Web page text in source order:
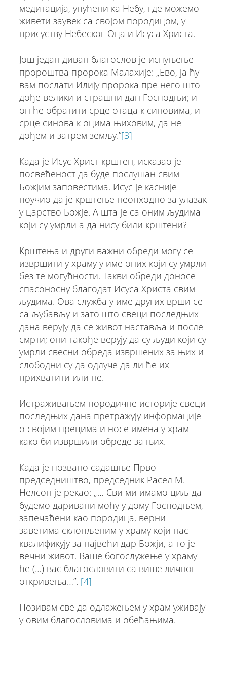
медитација, упућени ка Небу, где можемо
живети заувек са својом породицом, у
присуству Небеског Оца и Исуса Христа.
Још један диван благослов је испуњење
пророштва пророка Малахије: „Ево, jа ћу
вам послати Илиjу пророка пре него што
дође велики и страшни дан Господњи; и
он ће обратити срце отаца к синовима, и
срце синова к оцима њиховим, да не
дођем и затрем земљу.”[3]
Када је Исус Христ крштен, исказао је
посвећеност да буде послушан свим
Божјим заповестима. Исус је касније
поучио да је крштење неопходно за улазак
у царство Божје. А шта је са оним људима
који су умрли а да нису били крштени?
Крштења и други важни обреди могу се
извршити у храму у име оних који су умрли
без те могућности. Такви обреди доносе
спасоносну благодат Исуса Христа свим
људима. Ова служба у име других врши се
са љубављу и зато што свеци последњих
дана верују да се живот наставља и после
смрти; они такође верују да су људи који су
умрли свесни обреда извршених за њих и
слободни су да одлуче да ли ће их
прихватити или не.
Истраживањем породичне историје свеци
последњих дана претражују информације
о својим прецима и носе имена у храм
како би извршили обреде за њих.
Када је позвано садашње Прво
председништво, председник Расел М.
Нелсон је рекао: „… Сви ми имамо циљ да
будемо даривани моћу у дому Господњем,
запечаћени као породица, верни
заветима склопљеним у храму који нас
квалификују за највећи дар Божји, а то је
вечни живот. Ваше богослужење у храму
ће (…) вас благословити са више личног
откривења…”. [4]
Позивам све да одлажењем у храм уживају
у овим благословима и обећањима.